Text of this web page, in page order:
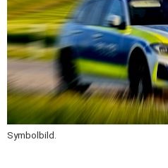
Symbolbild.